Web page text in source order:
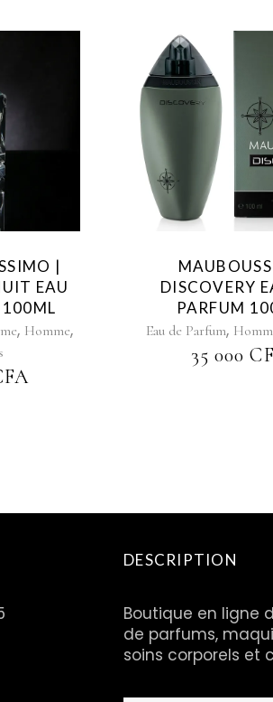
|
EAU
100ML
, Homme,
DISCOVERY
PARFUM
Eau de Parfum,
35 000
DESCRIPTION
Boutique en ligne
de parfums,
soins corporels et